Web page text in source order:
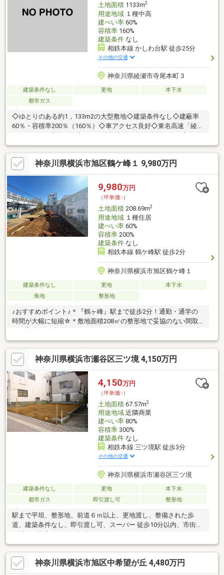
土地面積1133m2
用途地域１種中高
建ぺい率60%
容積率160%
建築条件なし
相鉄本線 かしわ台駅 徒歩25分
その他の交通
神奈川県綾瀬市寺尾本町３
建築条件なし 更地
本下水
都市ガス
◇ゆとりのある約1，133m2の大型敷地◇建築条件なし◇建蔽率
60％・容積率200％（160％）◇車アクセス良好◇東名高速「綾瀬
スマートIC」利用可能◇かしわ台駅利用可能（徒歩25分）◇多用
途に対応可能なスケール感◇落ち着いた住環境●セブンイレブン
綾瀬寺尾中1丁目店／徒歩5分（約350m）●ファミリーマート綾瀬
大上一丁目店／徒歩9分（約700m）●フレスポ綾瀬／徒歩9分（約
650m）●MEGAドン・キホーテ綾瀬店／徒歩6分（約450m）●クリ
エイトSD綾瀬大上店／徒歩5分（約400m）
神奈川県横浜市旭区鶴ケ峰１ 9,980万円
9,980万円
（坪単価:-）
土地面積208.69m2
用途地域１種住居
建ぺい率60%
容積率200%
建築条件なし
相鉄本線 鶴ケ峰駅 徒歩2分
神奈川県横浜市旭区鶴ケ峰１
建築条件なし 更地
本下水
角地
整形地
♪おすすめポイント♪＊『鶴ヶ峰』駅まで徒歩2分！通勤・通学の
時間が大幅に短縮☆＊敷地面積208㎡の整形地で妥協のない間取
りが実現！＊建築条件なしのため、お好きなハウスメーカーで建
築できます♪＊教育施設や生活施設が徒歩圏内で生活の質が向上
☆◆◇物件探し・資金計画でお悩みの方へ◇◆横浜市の不動産な
ら当社ＫＩＺＵＮＡまでお問い合わせ下さい。ＳＵＵＭＯや他サ
イトには公開していない未公開物件や販売予定物件も多数ご紹介
中！資金計画にお悩みの方にはファイナンシャルプランナーによ
る無料相談会を承ります。物件ご購入後もＦＰによる生涯無料相
談付きで家計のアフターフォローもお任せください！
神奈川県横浜市瀬谷区三ツ境 4,150万円
4,150万円
（坪単価:-）
土地面積67.57m2
用途地域近隣商業
建ぺい率80%
容積率300%
建築条件なし
相鉄本線 三ツ境駅 徒歩3分
その他の交通
神奈川県横浜市瀬谷区三ツ境
建築条件なし 更地
本下水
都市ガス
即引渡し可 整形地
駅まで平坦、整形地、前道６ｍ以上、更地渡し、整備された歩
道、建築条件なし、即引渡し可、スーパー 徒歩10分以内、市街地
神奈川県横浜市旭区中希望が丘 4,480万円